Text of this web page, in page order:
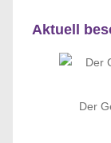
Aktuell
Der